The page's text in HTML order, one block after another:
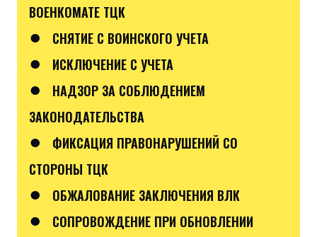
ВОЕНКОМАТЕ ТЦК
● СНЯТИЕ С ВОИНСКОГО УЧЕТА
● ИСКЛЮЧЕНИЕ С УЧЕТА
●
НАДЗОР ЗА СОБЛЮДЕНИЕМ
ЗАКОНОДАТЕЛЬСТВА
●
ФИКСАЦИЯ ПРАВОНАРУШЕНИЙ СО
СТОРОНЫ ТЦК
● ОБЖАЛОВАНИЕ ЗАКЛЮЧЕНИЯ ВЛК
●
СОПРОВОЖДЕНИЕ ПРИ ОБНОВЛЕНИИ